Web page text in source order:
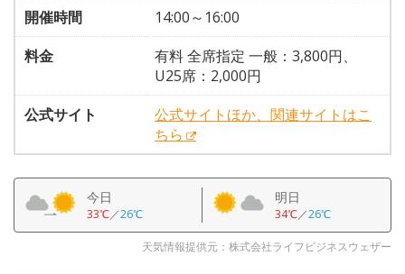
開催時間
14:00～16:00
料金
有料 全席指定 一般：3,800円、
U25席：2,000円
公式サイト
公式サイトほか、関連サイトはこ
ちら
今日
33℃／26℃
明日
34℃／26℃
天気情報提供元：株式会社ライフビジネスウェザー